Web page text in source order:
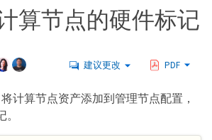
算节点的硬件标记
建议更改 PDF
将计算节点资产添加到管理节点配置，